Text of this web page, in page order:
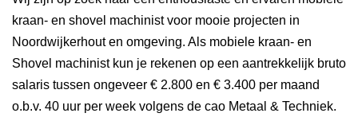
kraan- en shovel machinist voor mooie projecten in
Noordwijkerhout en omgeving. Als mobiele kraan- en
Shovel machinist kun je rekenen op een aantrekkelijk bruto
salaris tussen ongeveer € 2.800 en € 3.400 per maand
o.b.v. 40 uur per week volgens de cao Metaal & Techniek.